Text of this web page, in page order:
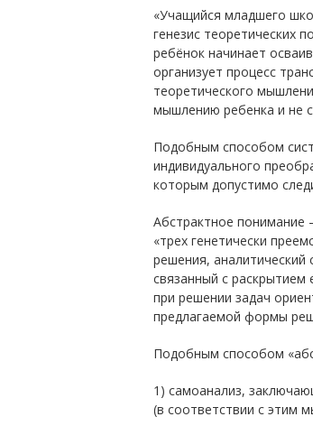
«Учащийся младшего
генезис теоретических
ребёнок начинает
организует процесс
теоретического
мышлению ребенка и не
Подобным способом
индивидуального
которым допустимо
Абстрактное понимание
«трех генетически
решения,
связанный с
при решении задач
предлагаемой формы
Подобным способом
1) самоанализ,
(в соответствии с этим